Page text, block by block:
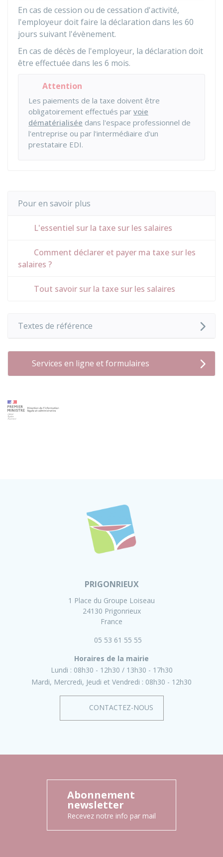
En cas de cession ou de cessation d'activité,
l'employeur doit faire la déclaration dans les 60
jours suivant l'évènement.
En cas de décès de l'employeur, la déclaration doit
être effectuée dans les 6 mois.
Attention
Les paiements de la taxe doivent être
obligatoirement effectués par voie
dématérialisée dans l'espace professionnel de
l'entreprise ou par l'intermédiaire d'un
prestataire EDI.
Pour en savoir plus
L'essentiel sur la taxe sur les salaires
Comment déclarer et payer ma taxe sur les
salaires ?
Tout savoir sur la taxe sur les salaires
Textes de référence
Services en ligne et formulaires
PRIGONRIEUX
1 Place du Groupe Loiseau
24130 Prigonrieux
France
05 53 61 55 55
Horaires de la mairie
Lundi : 08h30 - 12h30
13h30 - 17h30
Mardi, Mercredi, Jeudi et Vendredi : 08h30 - 12h30
CONTACTEZ-NOUS
Abonnement
newsletter
Recevez notre info par mail